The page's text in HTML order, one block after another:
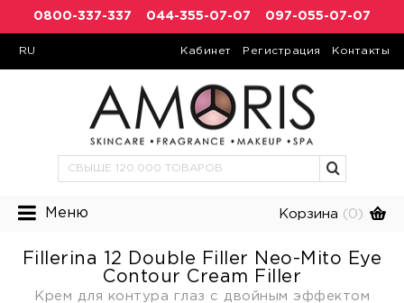
0800-337-337 044-355-07-07 097-055-07-07
RU Кабинет Регистрация Контакты
Меню Корзина (0)
Fillerina 12 Double Filler Neo-Mito Eye
Contour Cream Filler
Крем для контура глаз с двойным эффектом